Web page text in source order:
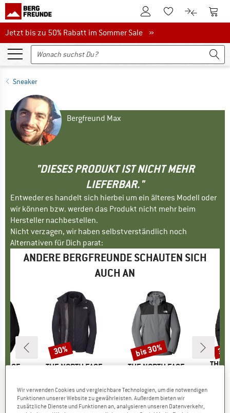
Zum KundenkontoZum Merkzettel.
Zum Zum
Jetzt bis zu 50% Rabatt im Sommer Sale
Jetzt bis zu 50% Rabatt im Sommer Sale »
Sneaker
Bergfreund Max
"DIESES PRODUKT IST NICHT MEHR
LIEFERBAR."
Entweder es handelt sich hierbei um ein älteres Modell oder
wir können bzw. werden das Produkt nicht mehr beim
Hersteller nachbestellen.
Nicht verzagen, wir haben selbstverständlich noch
Alternativen für Dich parat:
ANDERE BERGFREUNDE SCHAUTEN SICH
AUCH AN
FACE
Preis
€
MARKE
THE NORTH FACE
Produktgruppe
Doppeljacke
Preis
229,95 €reduzierter Preis
160,97 €
Rabatt
30%
MARKE
THE NORTH FACE
Produktgruppe
Regenjacke
Preis
129,95 € reduzierter Preis
ab90,97 €
+1
Rabatt
bis 30%
THE
Wir verwenden Cookies und vergleichbare Technologien, um die notwendigen
Funktionen unserer Website zu gewährleisten. Außerdem bieten wir
zusätzliche Dienste und Funktionen an, analysieren unseren Datenverkehr,